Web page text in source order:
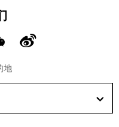
分
Weibo!
地